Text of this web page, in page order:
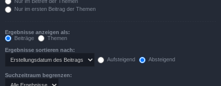
Nur im ersten Beitrag der Themen
Ergebnisse anzeigen als:
Beiträge
Themen
Ergebnisse sortieren nach:
Aufsteigend
Absteigend
Suchzeitraum begrenzen: